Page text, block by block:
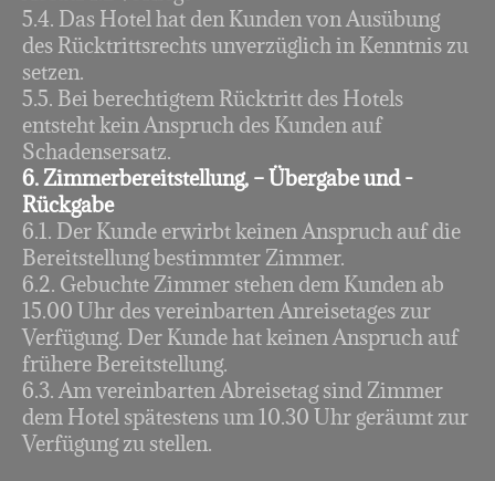
5.4. Das Hotel hat den Kunden von Ausübung
des Rücktrittsrechts unverzüglich in Kenntnis zu
setzen.
5.5. Bei berechtigtem Rücktritt des Hotels
entsteht kein Anspruch des Kunden auf
Schadensersatz.
6. Zimmerbereitstellung, – Übergabe und -
Rückgabe
6.1. Der Kunde erwirbt keinen Anspruch auf die
Bereitstellung bestimmter Zimmer.
6.2. Gebuchte Zimmer stehen dem Kunden ab
15.00 Uhr des vereinbarten Anreisetages zur
Verfügung. Der Kunde hat keinen Anspruch auf
frühere Bereitstellung.
6.3. Am vereinbarten Abreisetag sind Zimmer
dem Hotel spätestens um 10.30 Uhr geräumt zur
Verfügung zu stellen.